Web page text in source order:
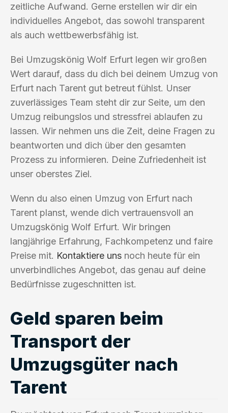
zeitliche Aufwand. Gerne erstellen wir dir ein
individuelles Angebot, das sowohl transparent
als auch wettbewerbsfähig ist.
Bei Umzugskönig Wolf Erfurt legen wir großen
Wert darauf, dass du dich bei deinem Umzug von
Erfurt nach Tarent gut betreut fühlst. Unser
zuverlässiges Team steht dir zur Seite, um den
Umzug reibungslos und stressfrei ablaufen zu
lassen. Wir nehmen uns die Zeit, deine Fragen zu
beantworten und dich über den gesamten
Prozess zu informieren. Deine Zufriedenheit ist
unser oberstes Ziel.
Wenn du also einen Umzug von Erfurt nach
Tarent planst, wende dich vertrauensvoll an
Umzugskönig Wolf Erfurt. Wir bringen
langjährige Erfahrung, Fachkompetenz und faire
Preise mit. Kontaktiere uns noch heute für ein
unverbindliches Angebot, das genau auf deine
Bedürfnisse zugeschnitten ist.
Geld sparen beim
Transport der
Umzugsgüter nach
Tarent